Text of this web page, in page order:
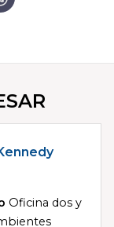
Oficina dos y